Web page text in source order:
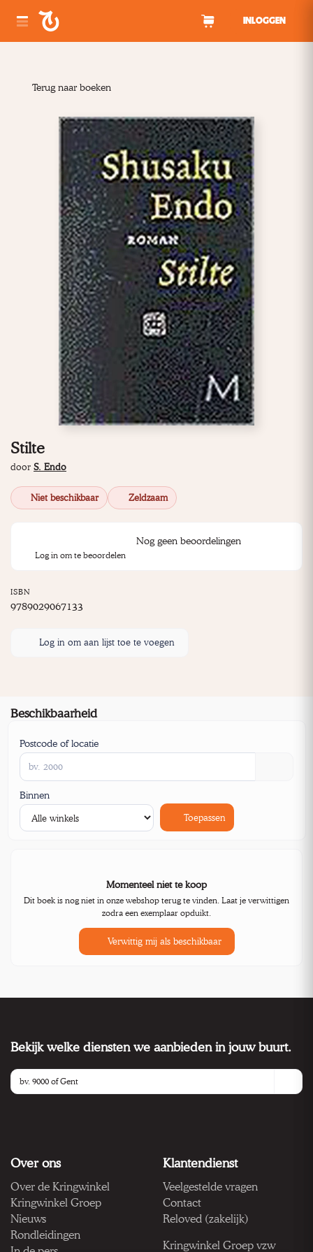
INLOGGEN
Terug naar boeken
Stilte
door S. Endo
Niet beschikbaar Zeldzaam
Nog geen beoordelingen
Log in om te beoordelen
ISBN
9789029067133
Log in om aan lijst toe te voegen
Beschikbaarheid
Postcode of locatie
Binnen
Toepassen
Momenteel niet te koop
Dit boek is nog niet in onze webshop terug te vinden. Laat je verwittigen
zodra een exemplaar opduikt.
Verwittig mij als beschikbaar
Bekijk welke diensten we aanbieden in jouw buurt.
Over ons
Over de Kringwinkel
Kringwinkel Groep
Nieuws
Rondleidingen
Klantendienst
Veelgestelde vragen
Contact
Reloved (zakelijk)
Kringwinkel Groep vzw